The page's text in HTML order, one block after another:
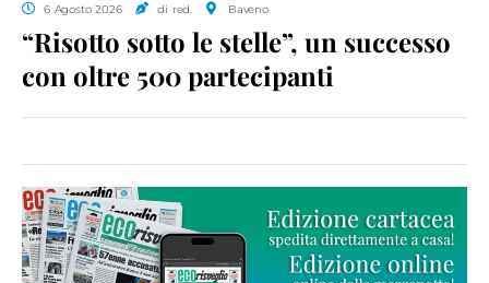
6 Agosto 2026 di red. Baveno
“Risotto sotto le stelle”, un successo
con oltre 500 partecipanti